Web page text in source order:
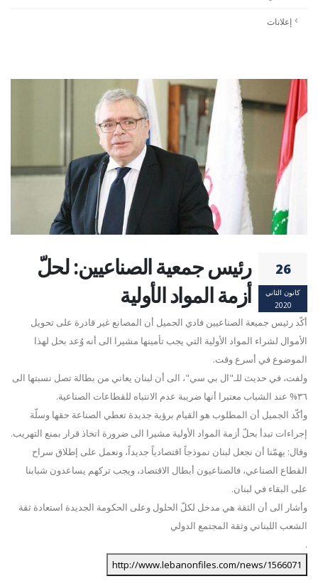
إعلانات
26
كانون الثاني
2020
رئيس جمعية الصناعيين: لحلّ
أزمة المواد الأولية
أكّد رئيس جميعة الصناعيين فادي الجميل أن المصانع غير قادرة على تحويل
الأموال لشراء المواد الأولية التي يجب تأمينها مشيرا الى أنه وُعد بحل لهذا
الموضوع في أسرع وقت.
ولفت، في حديث للـ"ال بي سي"، الى أن لبنان يعاني من بطالة تصل نسبتها الى
٣٦% عند الشباب معتبرا أنها ضريبة عدم الانتباه للقطاعات الصناعية.
وأكّد الجميل أن المطلوب هو القيام برؤية جديدة تعطي الصناعة حقها وسلّة
إجراءات تبدأ بحلّ أزمة المواد الأولية مشيرا الى ضرورة اتخاذ قرار بمنع التهريب.
وقال: يهمّنا أن نجعل لبنان نموذجاً اقتصادياً جديداً، ونعمل على إطلاق سراح
القطاع الصناعي، فالصناعيون أبطال الاقتصاد، ويجب تركهم يساعدون شبابنا
على البقاء في لبنان.
وأشار الى أن الثقة هي مدخل لكلّ الحلول وعلى الحكومة الجديدة استعادة ثقة
الشعب اللبناني وثقة المجتمع الدولي
.
http://www.lebanonfiles.com/news/1566071